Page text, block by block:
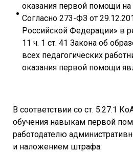
оказания первой помощи на
Согласно 273-ФЗ от
Российской Федерации» в
11 ч. 1 ст. 41 Закона об
всех педагогических
оказания первой помощи
В соответствии со ст. 5.27.1
обучения навыкам первой
работодателю
и наложением штрафа: